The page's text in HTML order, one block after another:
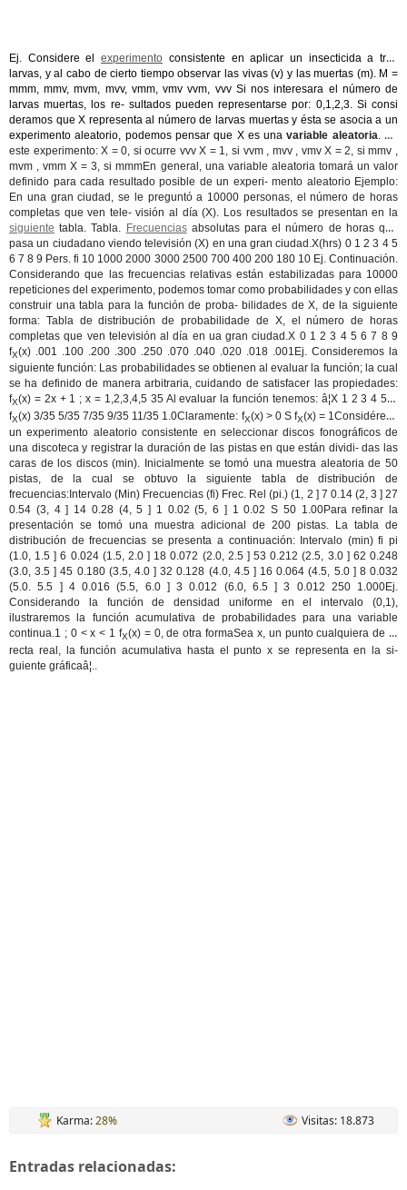
Ej. Considere elexperimento consistente en aplicar un insecticida a tres
larvas, y al cabo de cierto tiempo observar las vivas (v) y las muertas (m). M =
mmm, mmv, mvm, mvv, vmm, vmv vvm, vvv Si nos interesara el número de
larvas muertas, los re- sultados pueden representarse por: 0,1,2,3. Si consi
deramos que X representa al número de larvas muertas y ésta se asocia a un
experimento aleatorio, podemos pensar que X es unavariable aleatoria. En
este experimento: X = 0, si ocurre vvv X = 1, si vvm , mvv , vmv X = 2, si mmv ,
mvm , vmm X = 3, si mmmEn general, una variable aleatoria tomará un valor
definido para cada resultado posible de un experi- mento aleatorio Ejemplo:
En una gran ciudad, se le preguntó a 10000 personas, el número de horas
completas que ven tele- visión al día (X). Los resultados se presentan en la
siguiente tabla. Tabla. Frecuenciasabsolutas para el número de horas que
pasa un ciudadano viendo televisión (X) en una gran ciudad.X(hrs) 0 1 2 3 4 5
6 7 8 9 Pers. fi 10 1000 2000 3000 2500 700 400 200 180 10 Ej. Continuación.
Considerando que las frecuencias relativas están estabilizadas para 10000
repeticiones del experimento, podemos tomar como probabilidades y con ellas
construir una tabla para la función de proba- bilidades de X, de la siguiente
forma: Tabla de distribución de probabilidade de X, el número de horas
completas que ven televisión al día en ua gran ciudad.X 0 1 2 3 4 5 6 7 8 9
fX(x) .001 .100 .200 .300 .250 .070 .040 .020 .018 .001Ej. Consideremos la
siguiente función: Las probabilidades se obtienen al evaluar la función; la cual
se ha definido de manera arbitraria, cuidando de satisfacer las propiedades:
fX(x) = 2x + 1 ; x = 1,2,3,4,5 35 Al evaluar la función tenemos: â¦X 1 2 3 4 5 S
fX(x) 3/35 5/35 7/35 9/35 11/35 1.0Claramente: fX(x) > 0 S fX(x) = 1Considérese
un experimento aleatorio consistente en seleccionar discos fonográficos de
una discoteca y registrar la duración de las pistas en que están dividi- das las
caras de los discos (min). Inicialmente se tomó una muestra aleatoria de 50
pistas, de la cual se obtuvo la siguiente tabla de distribución de
frecuencias:Intervalo (Min) Frecuencias (fi) Frec. Rel (pi.) (1, 2 ] 7 0.14 (2, 3 ] 27
0.54 (3, 4 ] 14 0.28 (4, 5 ] 1 0.02 (5, 6 ] 1 0.02 S 50 1.00Para refinar la
presentación se tomó una muestra adicional de 200 pistas. La tabla de
distribución de frecuencias se presenta a continuación: Intervalo (min) fi pi
(1.0, 1.5 ] 6 0.024 (1.5, 2.0 ] 18 0.072 (2.0, 2.5 ] 53 0.212 (2.5, 3.0 ] 62 0.248
(3.0, 3.5 ] 45 0.180 (3.5, 4.0 ] 32 0.128 (4.0, 4.5 ] 16 0.064 (4.5, 5.0 ] 8 0.032
(5.0. 5.5 ] 4 0.016 (5.5, 6.0 ] 3 0.012 (6.0, 6.5 ] 3 0.012 250 1.000Ej.
Considerando la función de densidad uniforme en el intervalo (0,1),
ilustraremos la función acumulativa de probabilidades para una variable
continua.1 ; 0 < x < 1 fX(x) = 0, de otra formaSea x, un punto cualquiera de la
recta real, la función acumulativa hasta el punto x se representa en la si-
guiente gráficaâ¦..
Karma:28% Visitas: 18.873
Entradas relacionadas: